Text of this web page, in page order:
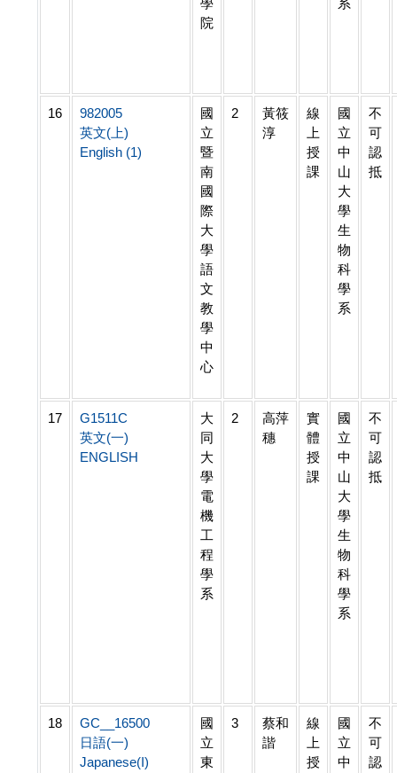
學
院
系
16
982005
英文(上)
English (1)
國
立
暨
南
國
際
大
學
語
文
教
學
中
心
2
黃筱
淳
線
上
授
課
國
立
中
山
大
學
生
物
科
學
系
不
可
認
抵
17
G1511C
英文(一)
ENGLISH
大
同
大
學
電
機
工
程
學
系
2
高萍
穗
實
體
授
課
國
立
中
山
大
學
生
物
科
學
系
不
可
認
抵
18
GC__16500
日語(一)
Japanese(I)
國
立
東
3
蔡和
諧
線
上
授
國
立
中
不
可
認